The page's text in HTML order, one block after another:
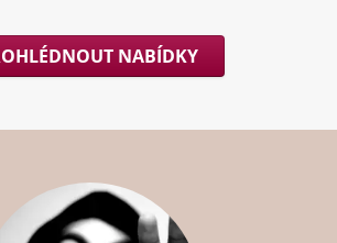
NABÍDKY